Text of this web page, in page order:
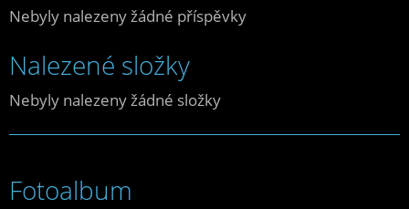
Nebyly nalezeny žádné příspěvky
Nalezené složky
Nebyly nalezeny žádné složky
Fotoalbum